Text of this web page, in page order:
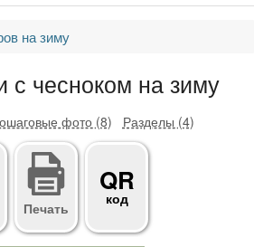
на зиму
чесноком на зиму
фото (8) Разделы (4)
Печать
QR
код